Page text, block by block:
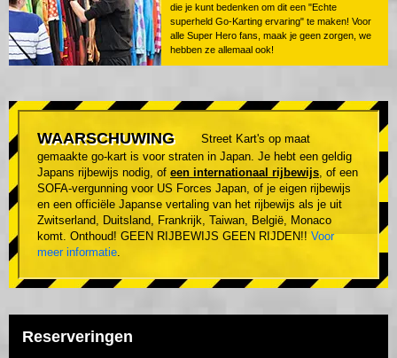
die je kunt bedenken om dit een "Echte
superheld Go-Karting ervaring" te maken! Voor
alle Super Hero fans, maak je geen zorgen, we
hebben ze allemaal ook!
WAARSCHUWING
Street Kart's op maat
gemaakte go-kart is voor straten in Japan. Je hebt een geldig
Japans rijbewijs nodig, of een internationaal rijbewijs , of een
SOFA-vergunning voor US Forces Japan, of je eigen rijbewijs
en een officiële Japanse vertaling van het rijbewijs als je uit
Zwitserland, Duitsland, Frankrijk, Taiwan, België, Monaco
komt. Onthoud! GEEN RIJBEWIJS GEEN RIJDEN!! Voor
meer informatie
Reserveringen